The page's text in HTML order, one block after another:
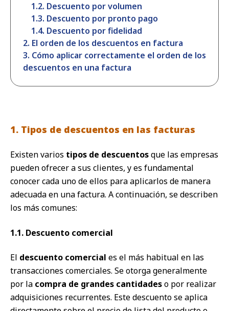
1.2. Descuento por volumen
1.3. Descuento por pronto pago
1.4. Descuento por fidelidad
2. El orden de los descuentos en factura
3. Cómo aplicar correctamente el orden de los
descuentos en una factura
1. Tipos de descuentos en las facturas
Existen varios tipos de descuentosque las empresas
pueden ofrecer a sus clientes, y es fundamental
conocer cada uno de ellos para aplicarlos de manera
adecuada en una factura. A continuación, se describen
los más comunes:
1.1. Descuento comercial
El descuento comercial es el más habitual en las
transacciones comerciales. Se otorga generalmente
por la compra de grandes cantidadeso por realizar
adquisiciones recurrentes. Este descuento se aplica